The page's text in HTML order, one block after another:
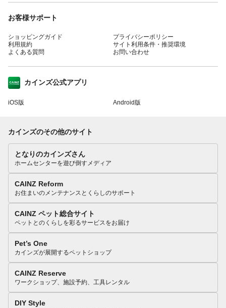
お客様サポート
ショッピングガイド
利用規約
よくある質問
プライバシーポリシー
サイト利用条件・推奨環境
お問い合わせ
カインズ公式アプリ
iOS版 Android版
カインズのその他のサイト
となりのカインズさん
ホームセンターを遊び倒すメディア
CAINZ Reform
お住まいのメンテナンスとくらしのサポート
CAINZ ペット総合サイト
ペットとのくらしを彩るサービスをお届け
Pet’s One
カインズが展開するペットショップ
CAINZ Reserve
ワークショップ、施設予約、工具レンタル
DIY Style